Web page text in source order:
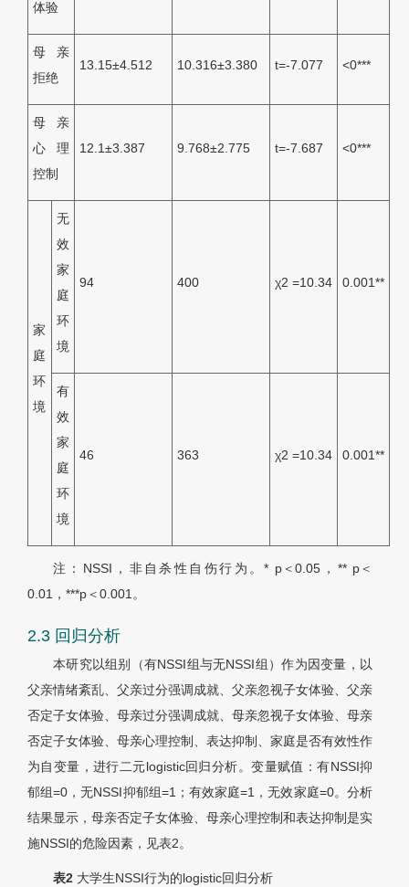
体验
母亲
拒绝
13.15±4.512 10.316±3.380 t=-7.077 <0***
母亲
心理
控制
12.1±3.387 9.768±2.775 t=-7.687 <0***
家
庭
环
境
无
效
家
庭
环
境
94 400 χ2 =10.34 0.001**
有
效
家
庭
环
境
46 363 χ2 =10.34 0.001**
注：NSSI，非自杀性自伤行为。* p＜0.05，** p＜
0.01，***p＜0.001。
2.3 回归分析
本研究以组别（有NSSI组与无NSSI组）作为因变量，以
父亲情绪紊乱、父亲过分强调成就、父亲忽视子女体验、父亲
否定子女体验、母亲过分强调成就、母亲忽视子女体验、母亲
否定子女体验、母亲心理控制、表达抑制、家庭是否有效性作
为自变量，进行二元logistic回归分析。变量赋值：有NSSI抑
郁组=0，无NSSI抑郁组=1；有效家庭=1，无效家庭=0。分析
结果显示，母亲否定子女体验、母亲心理控制和表达抑制是实
施NSSI的危险因素，见表2。
表2 大学生NSSI行为的logistic回归分析